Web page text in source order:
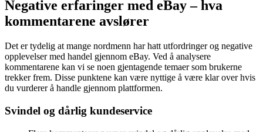
Negative erfaringer med eBay – hva
kommentarene avslører
Det er tydelig at mange nordmenn har hatt utfordringer og negative
opplevelser med handel gjennom eBay. Ved å analysere
kommentarene kan vi se noen gjentagende temaer som brukerne
trekker frem. Disse punktene kan være nyttige å være klar over hvis
du vurderer å handle gjennom plattformen.
Svindel og dårlig kundeservice